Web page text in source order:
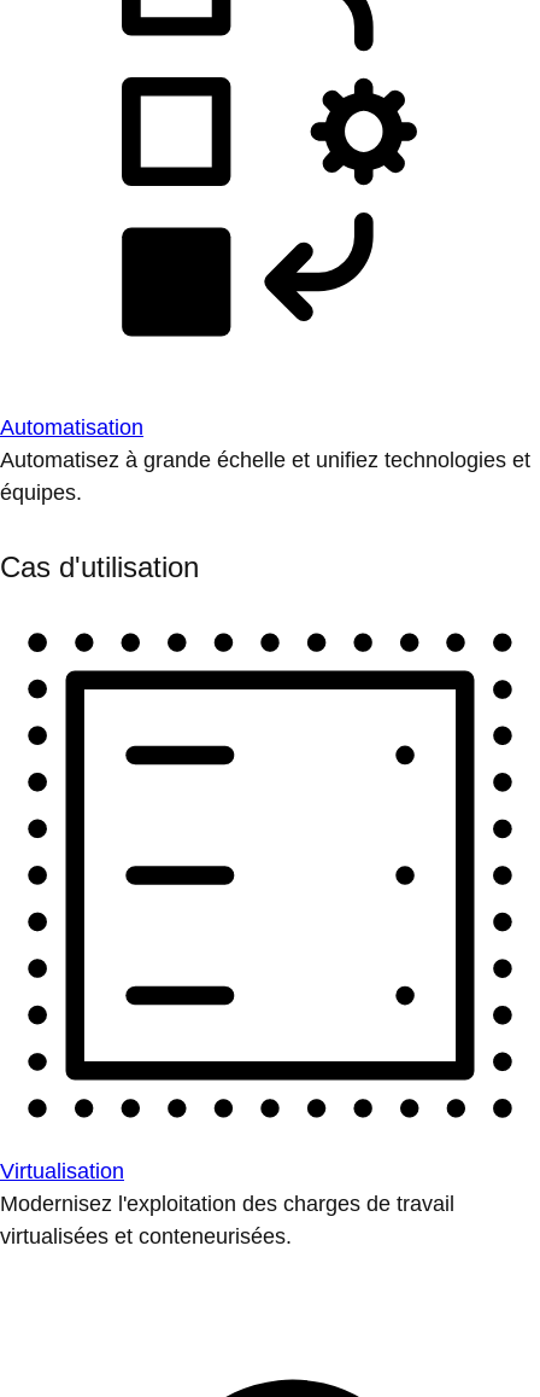
Automatisation
Automatisez à grande échelle et unifiez technologies et
équipes.
Cas d'utilisation
Virtualisation
Modernisez l'exploitation des charges de travail
virtualisées et conteneurisées.